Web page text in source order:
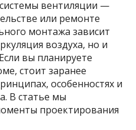
вентиляции —
или ремонте
монтажа зависит
воздуха, но и
вы планируете
стоит заранее
особенностях и
В статье мы
проектирования